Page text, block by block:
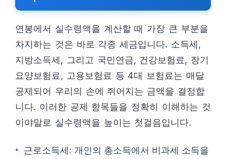
연봉에서 실수령액을 계산할 때 가장 큰 부분을
차지하는 것은 바로 각종 세금입니다. 소득세,
지방소득세, 그리고 국민연금, 건강보험료, 장기
요양보험료, 고용보험료 등 4대 보험료는 매달
공제되어 우리의 손에 쥐어지는 금액을 결정합
니다. 이러한 공제 항목들을 정확히 이해하는 것
이야말로 실수령액을 높이는 첫걸음입니다.
근로소득세: 개인의 총소득에서 비과세 소득을